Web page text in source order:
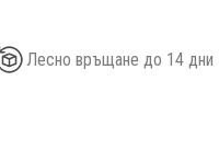
Лесно връщане до 14 дни